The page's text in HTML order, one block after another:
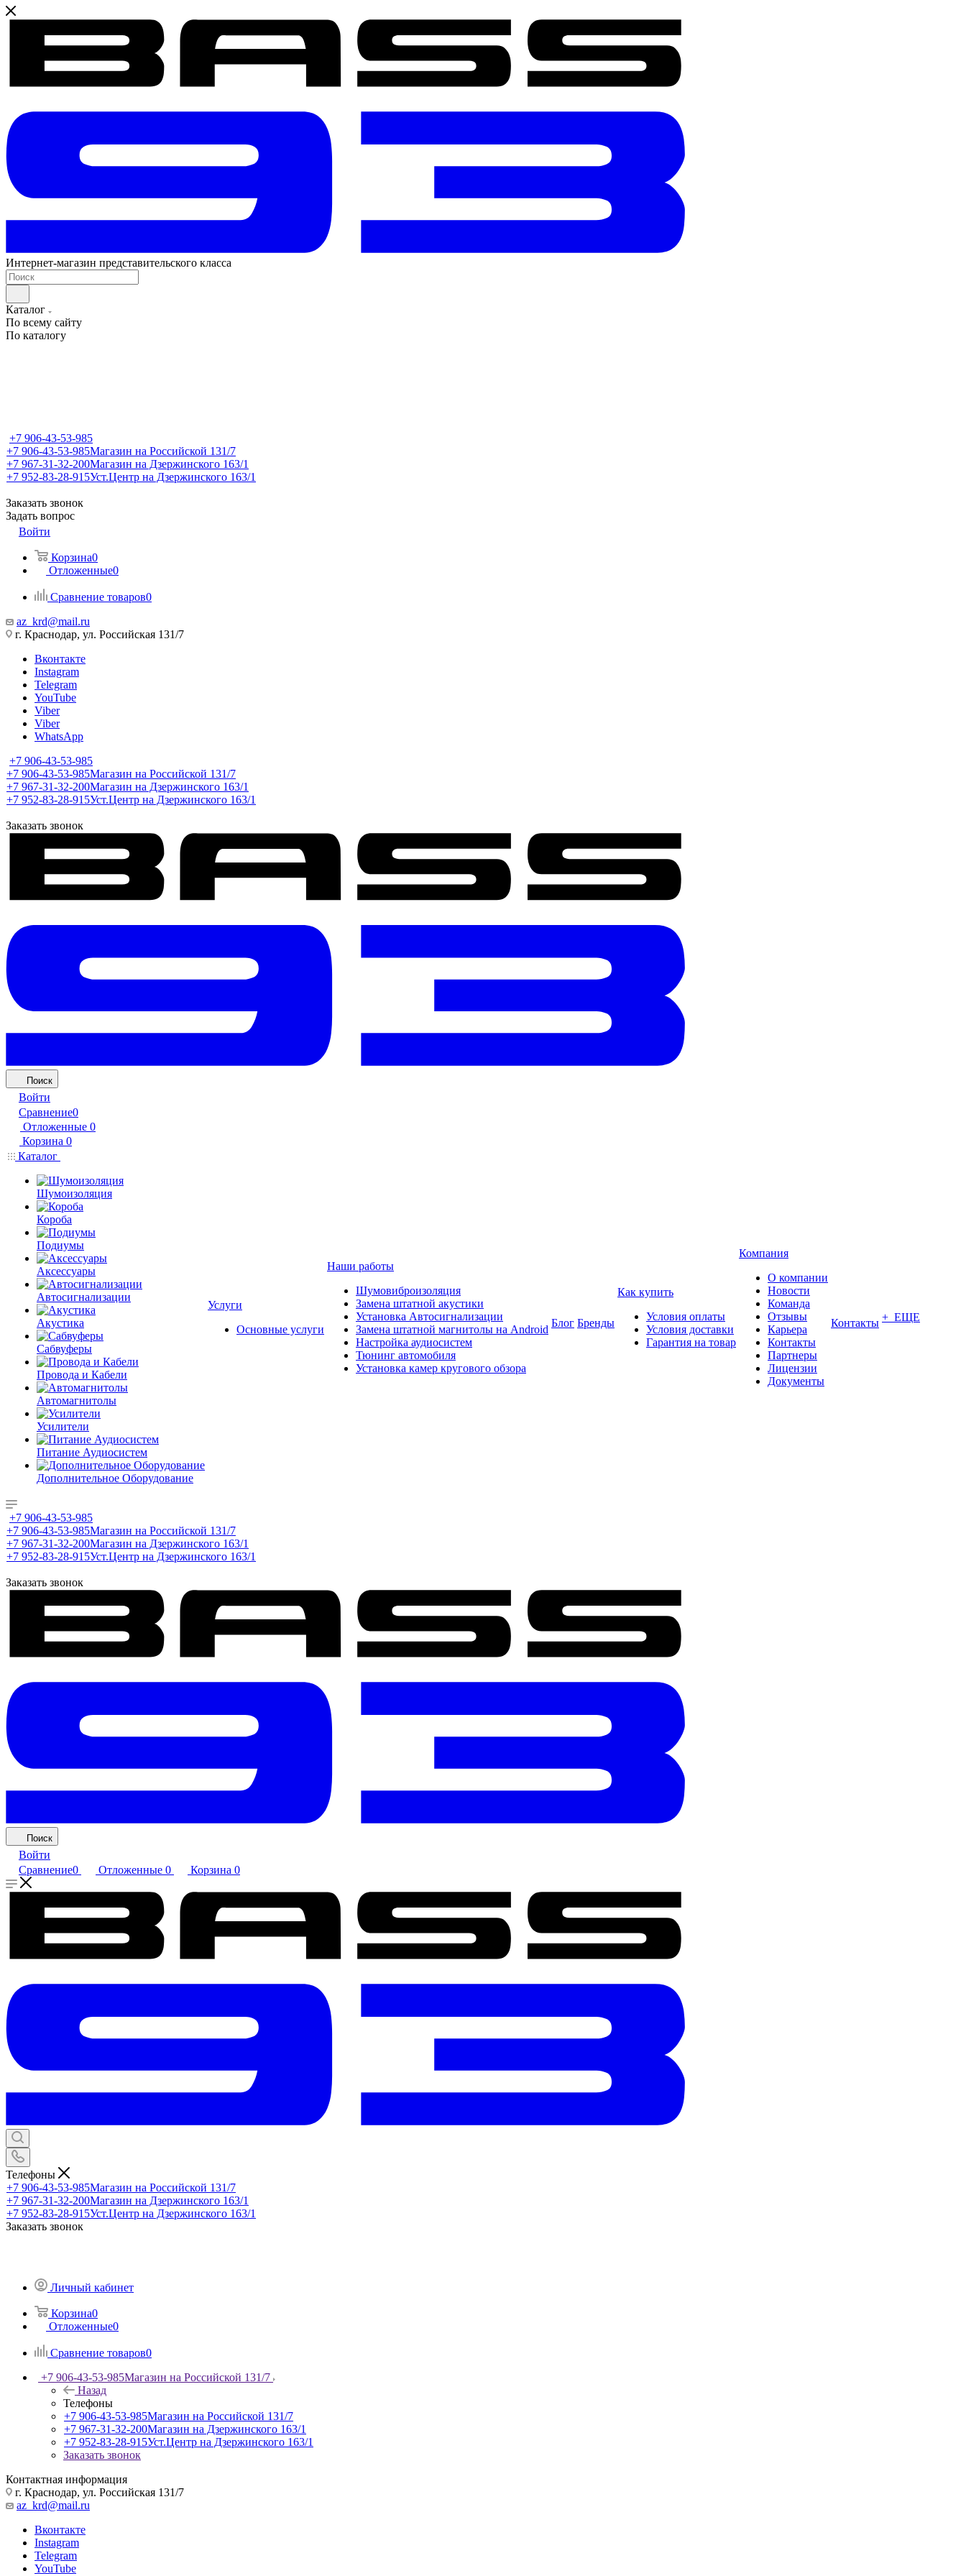
Интернет-магазин представительского класса
Каталог
По всему сайту
По каталогу
+7 906-43-53-985
+7 906-43-53-985Магазин на Российской 131/7
+7 967-31-32-200Магазин на Дзержинского 163/1
+7 952-83-28-915Уст.Центр на Дзержинского 163/1
Заказать звонок
Задать вопрос
Войти
Корзина0
Отложенные0
Сравнение товаров0
az_krd@mail.ru
г. Краснодар, ул. Российская 131/7
Вконтакте
Instagram
Telegram
YouTube
Viber
Viber
WhatsApp
+7 906-43-53-985
+7 906-43-53-985Магазин на Российской 131/7
+7 967-31-32-200Магазин на Дзержинского 163/1
+7 952-83-28-915Уст.Центр на Дзержинского 163/1
Заказать звонок
Поиск
Войти
Сравнение0
Отложенные 0
Корзина 0
Каталог
Шумоизоляция
Короба
Подиумы
Аксессуары
Автосигнализации
Акустика
Сабвуферы
Провода и Кабели
Автомагнитолы
Усилители
Питание Аудиосистем
Дополнительное Оборудование
Услуги
Основные услуги
Наши работы
Шумовиброизоляция
Замена штатной акустики
Установка Автосигнализации
Замена штатной магнитолы на Android
Настройка аудиосистем
Тюнинг автомобиля
Установка камер кругового обзора
Блог Бренды
Как купить
Условия оплаты
Условия доставки
Гарантия на товар
Компания
О компании
Новости
Команда
Отзывы
Карьера
Контакты
Партнеры
Лицензии
Документы
Контакты + ЕЩЕ
+7 906-43-53-985
+7 906-43-53-985Магазин на Российской 131/7
+7 967-31-32-200Магазин на Дзержинского 163/1
+7 952-83-28-915Уст.Центр на Дзержинского 163/1
Заказать звонок
Поиск
Войти
Сравнение0 Отложенные 0 Корзина 0
Телефоны
+7 906-43-53-985Магазин на Российской 131/7
+7 967-31-32-200Магазин на Дзержинского 163/1
+7 952-83-28-915Уст.Центр на Дзержинского 163/1
Заказать звонок
Личный кабинет
Корзина0
Отложенные0
Сравнение товаров0
+7 906-43-53-985Магазин на Российской 131/7
Назад
Телефоны
+7 906-43-53-985Магазин на Российской 131/7
+7 967-31-32-200Магазин на Дзержинского 163/1
+7 952-83-28-915Уст.Центр на Дзержинского 163/1
Заказать звонок
Контактная информация
г. Краснодар, ул. Российская 131/7
az_krd@mail.ru
Вконтакте
Instagram
Telegram
YouTube